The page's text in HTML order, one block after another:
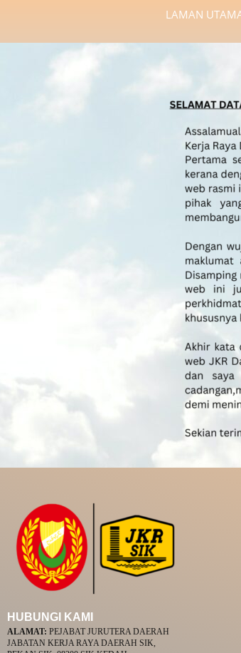
LAMAN
HUBUNGI KAMI
ALAMAT: PEJABAT JURUTERA DAERAH
JABATAN KERJA RAYA DAERAH SIK,